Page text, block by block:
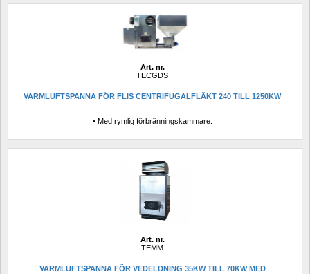
Art. nr.
TECGDS
VARMLUFTSPANNA FÖR FLIS CENTRIFUGALFLÄKT 240 TILL 1250KW
• Med rymlig förbränningskammare.
Art. nr.
TEMM
VARMLUFTSPANNA FÖR VEDELDNING 35KW TILL 70KW MED